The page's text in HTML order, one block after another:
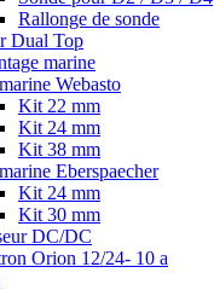
Rallonge de sonde
Dual Top
marine
Webasto
Kit 22 mm
Kit 24 mm
Kit 38 mm
Eberspaecher
Kit 24 mm
Kit 30 mm
DC/DC
Orion 12/24- 10 a